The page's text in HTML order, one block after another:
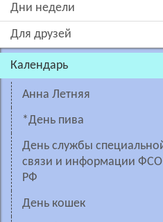
дни недели
для друзей
Календарь
Анна Летняя
*день пива
День службы специальной
связи и информации ФСО
РФ
День кошек